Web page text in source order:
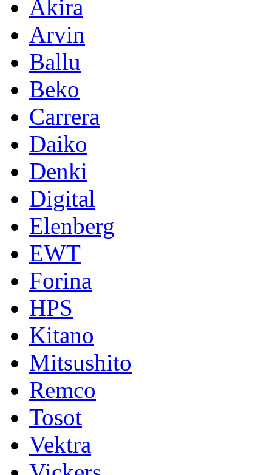
Akira
Arvin
Ballu
Beko
Carrera
Daiko
Denki
Digital
Elenberg
EWT
Forina
HPS
Kitano
Mitsushito
Remco
Tosot
Vektra